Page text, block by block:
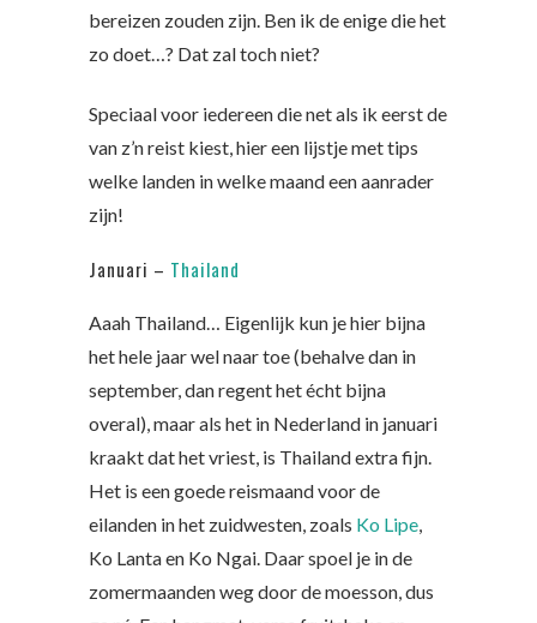
bereizen zouden zijn. Ben ik de enige die het
zo doet…? Dat zal toch niet?
Speciaal voor iedereen die net als ik eerst de
van z’n reist kiest, hier een lijstje met tips
welke landen in welke maand een aanrader
zijn!
Januari – Thailand
Aaah Thailand… Eigenlijk kun je hier bijna
het hele jaar wel naar toe (behalve dan in
september, dan regent het écht bijna
overal), maar als het in Nederland in januari
kraakt dat het vriest, is Thailand extra fijn.
Het is een goede reismaand voor de
eilanden in het zuidwesten, zoals Ko Lipe,
Ko Lanta en Ko Ngai. Daar spoel je in de
zomermaanden weg door de moesson, dus